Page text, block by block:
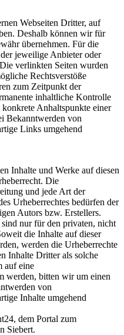
Webseiten Dritter, auf
Deshalb können wir für
übernehmen. Für die
jeweilige Anbieter oder
verlinkten Seiten wurden
Rechtsverstöße
zum Zeitpunkt der
inhaltliche Kontrolle
Anhaltspunkte einer
Bekanntwerden von
Links umgehend
Inhalte und Werke auf diesen
Die
und jede Art der
Urheberrechtes bedürfen der
Autors bzw. Erstellers.
nur für den privaten, nicht
die Inhalte auf dieser
werden die Urheberrechte
Inhalte Dritter als solche
auf eine
werden, bitten wir um einen
von
Inhalte umgehend
dem Portal zum
Siebert.